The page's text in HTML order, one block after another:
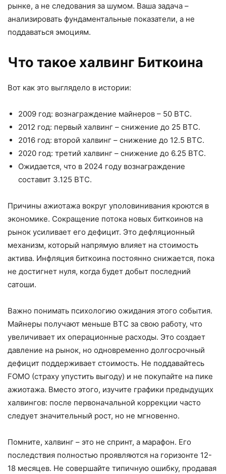
рынке, а не следования за шумом. Ваша задача –
анализировать фундаментальные показатели, а не
поддаваться эмоциям.
Что такое халвинг Биткоина
Вот как это выглядело в истории:
2009 год: вознаграждение майнеров – 50 BTC.
2012 год: первый халвинг – снижение до 25 BTC.
2016 год: второй халвинг – снижение до 12.5 BTC.
2020 год: третий халвинг – снижение до 6.25 BTC.
Ожидается, что в 2024 году вознаграждение
составит 3.125 BTC.
Причины ажиотажа вокруг уполовинивания кроются в
экономике. Сокращение потока новых биткоинов на
рынок усиливает его дефицит. Это дефляционный
механизм, который напрямую влияет на стоимость
актива. Инфляция биткоина постоянно снижается, пока
не достигнет нуля, когда будет добыт последний
сатоши.
Важно понимать психологию ожидания этого события.
Майнеры получают меньше BTC за свою работу, что
увеличивает их операционные расходы. Это создает
давление на рынок, но одновременно долгосрочный
дефицит поддерживает стоимость. Не поддавайтесь
FOMO (страху упустить выгоду) и не покупайте на пике
ажиотажа. Вместо этого, изучите графики предыдущих
халвингов: после первоначальной коррекции часто
следует значительный рост, но не мгновенно.
Помните, халвинг – это не спринт, а марафон. Его
последствия полностью проявляются на горизонте 12-
18 месяцев. Не совершайте типичную ошибку, продавая